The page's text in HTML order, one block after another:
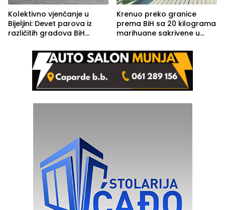
Kolektivno vjenčanje u
Bijeljini: Devet parova iz
različitih gradova BiH
Krenuo preko granice
prema BiH sa 20 kilograma
marihuane sakrivene u